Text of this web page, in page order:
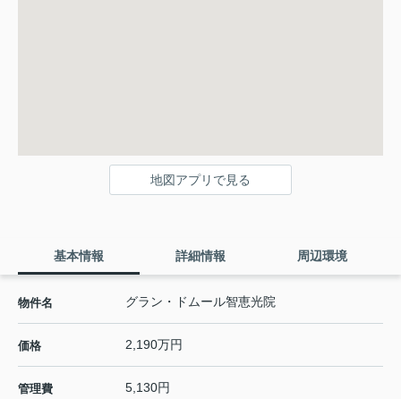
地図アプリで見る
基本情報 詳細情報 周辺環境
物件名 グラン・ドムール智恵光院
価格 2,190万円
管理費 5,130円